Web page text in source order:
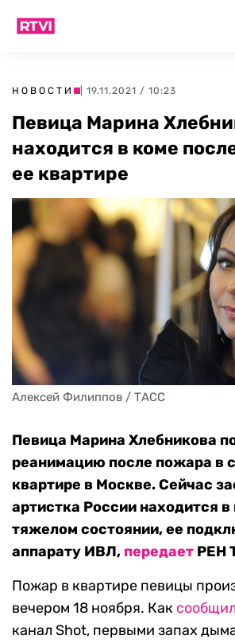
НОВОСТИ | 19.11.2021 / 10:23
Певица Марина
находится в коме
ее квартире
Алексей Филиппов / ТАСС
Певица Марина Хлебникова
реанимацию после пожара в
квартире в Москве. Сейчас
артистка России находится
тяжелом состоянии, ее
аппарату ИВЛ, передает РЕН
Пожар в квартире певицы
вечером 18 ноября. Как сообщил
канал Shot, первыми запах